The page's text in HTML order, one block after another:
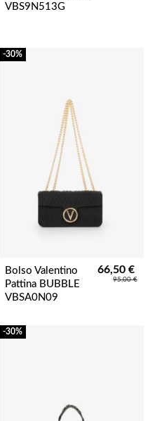
VBS9N513G
-30%
Bolso Valentino
Pattina BUBBLE
VBSA0N09
66,50 €
95,00 €
-30%